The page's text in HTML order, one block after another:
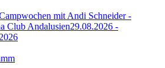
mit Andi Schneider -
Club Andalusien29.08.2026 -